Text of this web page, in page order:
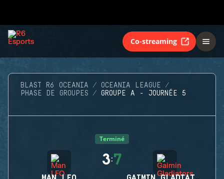
Co-streaming
BLAST R6 OCEANIA
OCEANIA LEAGUE
PHASE DE GROUPES
GROUPE A - JOURNÉE 5
Terminé
3:7